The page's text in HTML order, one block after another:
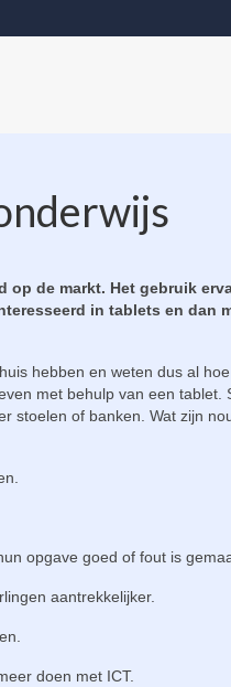
op de markt. Het gebruik
in tablets en dan
hebben en weten dus al
met behulp van een
stoelen of banken. Wat zijn
opgave goed of fout is
aantrekkelijker.
doen met ICT.